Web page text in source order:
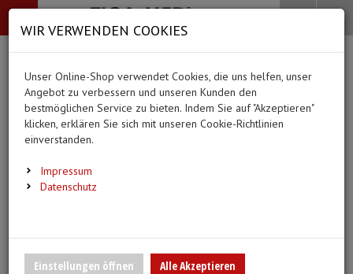
-->
Bekleidung
Alle Kategorien
BEKLEIDUNG
Überschuhe
Medizinische Hilfsmittel
Alle Kategorien
MEDIZINISCHE
Ergebnisse)
Urinbeutel/Beinbeutel
Pflege & Alltag
Alle Kategorien
PFLEGE & ALLTAG
Medikation
Alle Kategorien
DIAGNOSTIK &
EKG-Elektroden &
Anmelden | Registrieren Merkzettel
Ihr Warenkorb ist momentan leer.
Ergebnisse () Fertig
Menü Search
WIR VERWENDEN COOKIES
Unser Online-Shop verwendet Cookies, die uns helfen, unser
Angebot zu verbessern und unseren Kunden den
bestmöglichen Service zu bieten. Indem Sie auf "Akzeptieren"
klicken, erklären Sie sich mit unseren Cookie-Richtlinien
einverstanden.
Impressum
Datenschutz
Einstellungen öffnen
Alle Akzeptieren